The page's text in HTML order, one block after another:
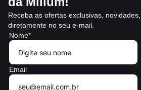
Receba as ofertas exclusivas,
diretamente no seu e-mail.
Nome*
Email